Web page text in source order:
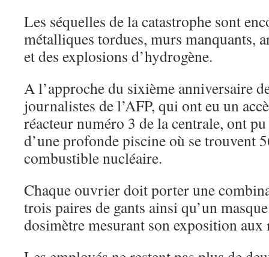
Les séquelles de la catastrophe sont
métalliques tordues, murs manquants,
et des explosions d’hydrogène.
A l’approche du sixième anniversaire
journalistes de l’AFP, qui ont eu un
réacteur numéro 3 de la centrale, ont
d’une profonde piscine où se trouvent
combustible nucléaire.
Chaque ouvrier doit porter une
trois paires de gants ainsi qu’un
dosimètre mesurant son exposition aux